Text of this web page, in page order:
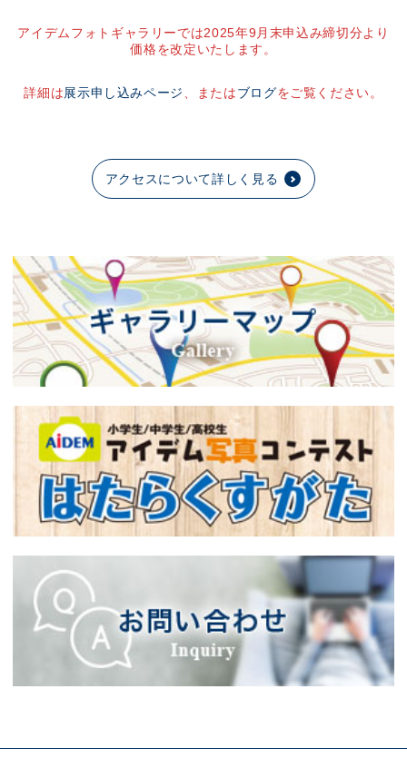
アイデムフォトギャラリーでは2025年9月末申込み締切分より
価格を改定いたします。
詳細は展示申し込みページ 、またはブログをご覧ください。
アクセスについて詳しく見る